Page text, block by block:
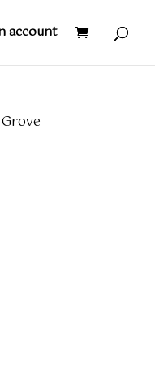
account